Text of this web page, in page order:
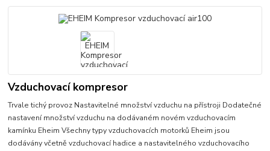
Vzduchovací kompresor
Trvale tichý provoz Nastavitelné množství vzduchu na přístroji Dodatečné
nastavení množství vzduchu na dodávaném novém vzduchovacím
kamínku Eheim Všechny typy vzduchovacích motorků Eheim jsou
dodávány včetně vzduchovací hadice a nastavitelného vzduchovacího